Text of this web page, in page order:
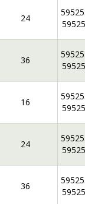
24
36
16
24
36